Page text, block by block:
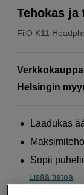
FiiO K11
Tehokas ja
Verkkokauppa
Helsingin
Laadukas
Sopii
Lisää tietoa